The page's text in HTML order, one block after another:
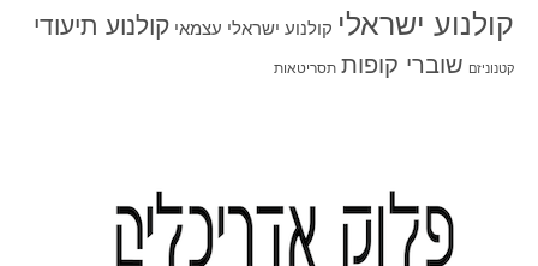
קולנוע ישראלי קולנוע ישראלי עצמאי קולנוע תיעודי
קטנוניזם שוברי קופות תסריטאות